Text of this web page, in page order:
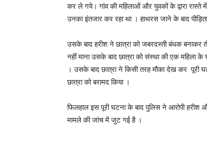
कर ले गये। गांव की महिलाओं और युवकों के द्वारा रास्ते
उनका इंतजार कर रहा था । हाथरस जाने के बाद
उसके बाद हरीश ने छात्रा को जबरदस्ती बंधक
नहीं माना उसके बाद छात्रा को संस्था की एक महिला के
। उसके बाद छात्रा ने किसी तरह मौका देख कर पूरी
छात्रा को बरामद किया ।
फिलहाल इस पूरी घटना के बाद पुलिस ने आरोपी
मामले की जांच में जुट गई है ।